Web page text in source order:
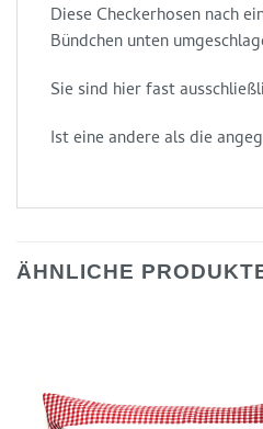
Diese Checkerhosen nach
Bündchen unten
Sie sind hier fast
Ist eine andere als die
ÄHNLICHE